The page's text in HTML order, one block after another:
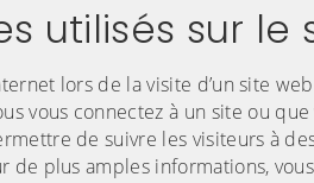
utilisés sur le
lors de la visite d’un site
vous connectez à un site ou
de suivre les visiteurs à
plus amples informations,